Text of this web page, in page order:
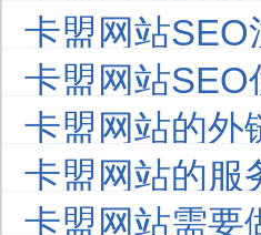
卡盟网站SEO
卡盟网站SEO
卡盟网站的外
卡盟网站的服
卡盟网站需要